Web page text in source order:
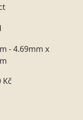
- 4.69mm x
Kč